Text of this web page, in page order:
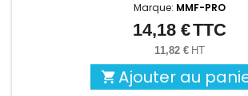
Marque: MMF-PRO
Prix
14,18 €TTC
11,82 € HT
 Ajouter au